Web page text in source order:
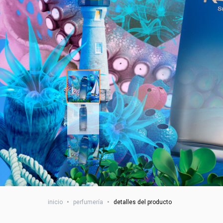
inicio • perfumería • detalles del producto